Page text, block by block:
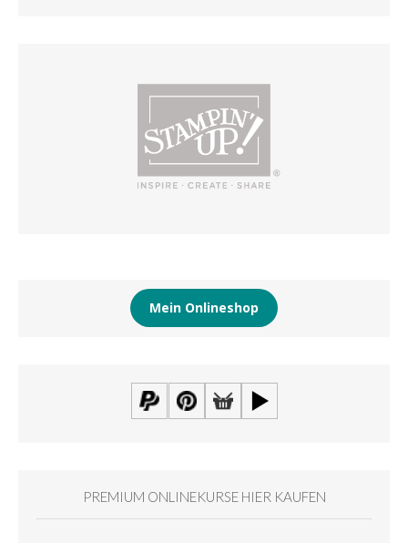
Mein Onlineshop
PREMIUM ONLINEKURSE HIER KAUFEN